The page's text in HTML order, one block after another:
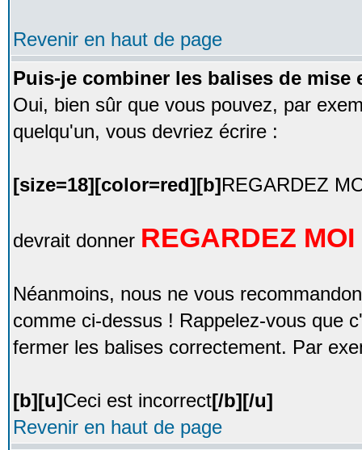
Revenir en haut de page
Puis-je combiner les balises de mise
Oui, bien sûr que vous pouvez, par
quelqu'un, vous devriez écrire :
[size=18][color=red][b]REGARDEZ
devrait donner REGARDEZ MOI
Néanmoins, nous ne vous
comme ci-dessus ! Rappelez-vous que
fermer les balises correctement. Par
[b][u]Ceci est incorrect[/b][/u]
Revenir en haut de page